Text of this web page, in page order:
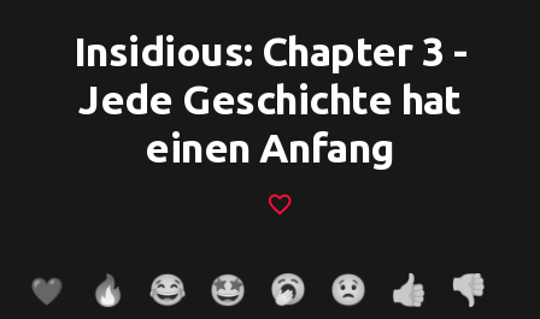
Insidious: Chapter 3 -
Jede Geschichte hat
einen Anfang
favorite_border